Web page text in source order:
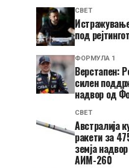
СВЕТ
под
ФОРМУЛА 1
Верстапен:
силен
надвор од
СВЕТ
Австралија
ракети за
земја
АИМ-260